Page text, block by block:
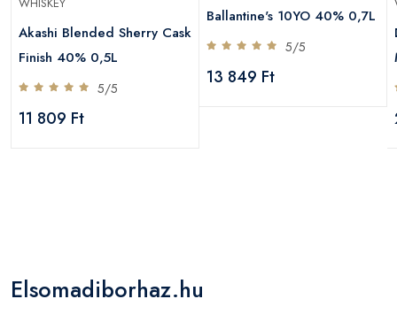
Akashi Blended Sherry Cask
Finish 40% 0,5L
5/5
11 809 Ft
Ballantine's 10YO 40% 0,7L
5/5
13 849 Ft
Elsomadiborhaz.hu